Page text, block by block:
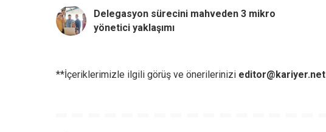
Delegasyon sürecini mahveden 3 mikro
yönetici yaklaşımı
**İçeriklerimizle ilgili görüş ve önerilerinizi editor@kariyer.net